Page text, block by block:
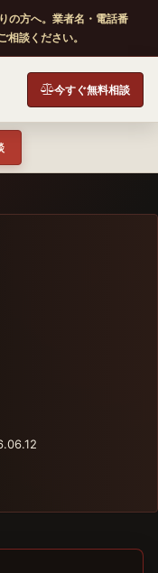
の方へ。業者名・電話番
談ください。
今すぐ無料相談